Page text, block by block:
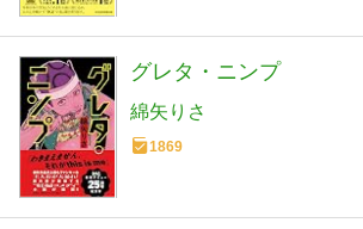
グレタ・ニンプ
綿矢りさ
1869